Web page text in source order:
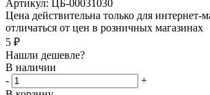
Артикул: ЦБ-00031030
Цена действительна только для интернет-
отличаться от цен в розничных магазинах
5 ₽
Нашли дешевле?
В наличии
-
+